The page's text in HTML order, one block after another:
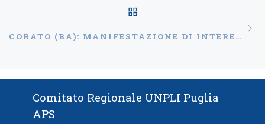
CORATO (BA): MANIFESTAZIONE DI INTERESSE E JÒ A JÒ 2023
Comitato Regionale UNPLI Puglia
APS